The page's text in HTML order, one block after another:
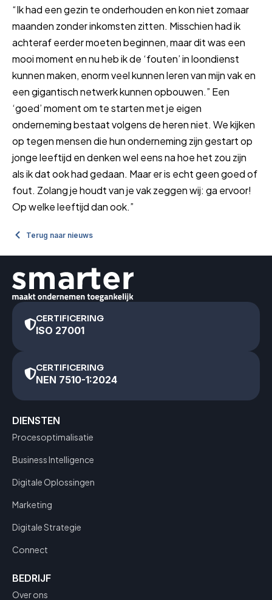
“Ik had een gezin te onderhouden en kon niet zomaar
maanden zonder inkomsten zitten. Misschien had ik
achteraf eerder moeten beginnen, maar dit was een
mooi moment en nu heb ik de ‘fouten’ in loondienst
kunnen maken, enorm veel kunnen leren van mijn vak en
een gigantisch netwerk kunnen opbouwen.” Een
‘goed’ moment om te starten met je eigen
onderneming bestaat volgens de heren niet. We kijken
op tegen mensen die hun onderneming zijn gestart op
jonge leeftijd en denken wel eens na hoe het zou zijn
als ik dat ook had gedaan. Maar er is echt geen goed of
fout. Zolang je houdt van je vak zeggen wij: ga ervoor!
Op welke leeftijd dan ook.”
Terug naar nieuws
CERTIFICERING
ISO 27001
CERTIFICERING
NEN 7510-1:2024
DIENSTEN
Procesoptimalisatie
Business Intelligence
Digitale Oplossingen
Marketing
Digitale Strategie
Connect
BEDRIJF
Over ons